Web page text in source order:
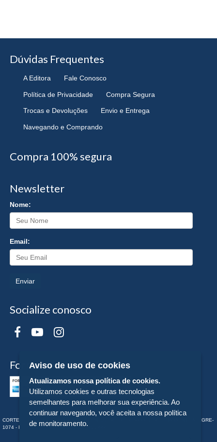
Dúvidas Frequentes
A Editora Fale Conosco
Política de Privacidade Compra Segura
Trocas e Devoluções Envio e Entrega
Navegando e Comprando
Compra 100% segura
Newsletter
Nome:
Email:
Enviar
Socialize conosco
Formas de Pagamento
CORTEZ EDITORA E LIVRARIA LTDA - CNPJ n° 43.003.409/0001-74 - RUA MONTE ALEGRE-
1074 - PERDIZES - SP - Tel:. (11) 98549-2448
Aviso de uso de cookies
Atualizamos nossa política de cookies.
Utilizamos cookies e outras tecnologias
semelhantes para melhorar sua experiência. Ao
continuar navegando, você aceita a nossa política
de monitoramento.